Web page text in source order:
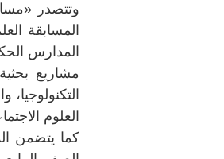
وتتصدر
المسابقة
المدارس
مشاريع
التكنولوجيا،
العلوم
كما يتضمن